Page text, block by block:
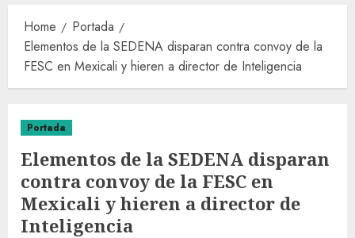
Home
Portada
Elementos de la SEDENA disparan contra convoy de la
FESC en Mexicali y hieren a director de Inteligencia
Portada
Elementos de la SEDENA disparan
contra convoy de la FESC en
Mexicali y hieren a director de
Inteligencia